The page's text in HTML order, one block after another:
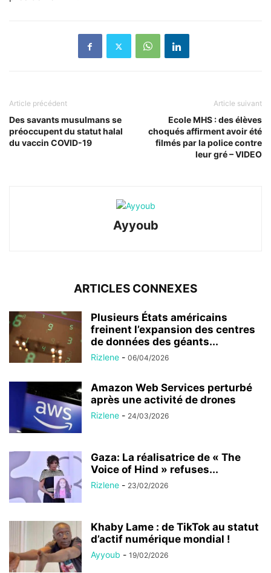
Article précédent
Des savants musulmans se
préoccupent du statut halal
du vaccin COVID-19
Article suivant
Ecole MHS : des élèves
choqués affirment avoir été
filmés par la police contre
leur gré – VIDEO
Ayyoub
ARTICLES CONNEXES
Plusieurs États américains
freinent l’expansion des centres
de données des géants...
Rizlene - 06/04/2026
Amazon Web Services perturbé
après une activité de drones
Rizlene - 24/03/2026
Gaza: La réalisatrice de « The
Voice of Hind » refuses...
Rizlene - 23/02/2026
Khaby Lame : de TikTok au statut
d’actif numérique mondial !
Ayyoub - 19/02/2026